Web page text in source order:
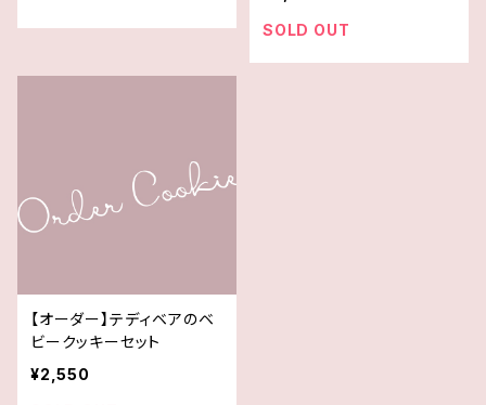
SOLD OUT
【オーダー】テディベアのベ
ビークッキーセット
¥2,550